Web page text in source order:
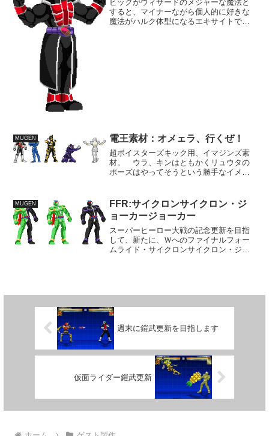
ビッグがウィザードのメジャーな魔法と
すると、マイナーながら個人的に好きな
魔法がハルク体型になるエキサイトで
MUGEN 電王素材：オメェラ、行くぜ！
超ボイスターズキック用、イマジンズ素
材。 ウラ、キンはともかくリュウタの
ポーズはやってそうという勝手なイメー
か？ 一枚絵で、出しただけですぐ消し
てますが、さすがにこれらの...
MUGEN
FFR:サイクロンサイクロン・ジ
ョーカージョーカー
スーパーヒーロー大戦の記念更新を目指
して、新たに、Ｗへのファイナルフォー
ムライド・サイクロンサイクロン・ジョ
週末に鎧武更新を目指します
仮面ライダー鎧武更新